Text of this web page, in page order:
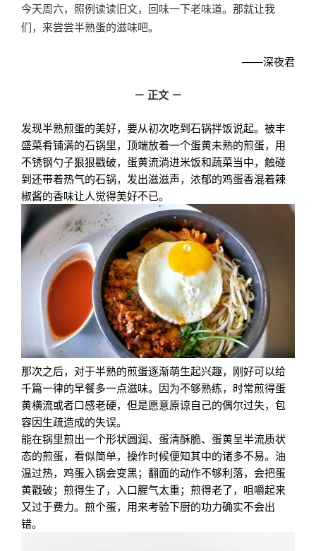
今天周六，照例读读旧文，回味一下老味道。那就让我
们，来尝尝半熟蛋的滋味吧。
——深夜君
－ 正文 －
发现半熟煎蛋的美好，要从初次吃到石锅拌饭说起。被丰
盛菜肴铺满的石锅里，顶端放着一个蛋黄未熟的煎蛋，用
不锈钢勺子狠狠戳破，蛋黄流淌进米饭和蔬菜当中，触碰
到还带着热气的石锅，发出滋滋声，浓郁的鸡蛋香混着辣
椒酱的香味让人觉得美好不已。
那次之后，对于半熟的煎蛋逐渐萌生起兴趣，刚好可以给
千篇一律的早餐多一点滋味。因为不够熟练，时常煎得蛋
黄横流或者口感老硬，但是愿意原谅自己的偶尔过失，包
容因生疏造成的失误。
能在锅里煎出一个形状圆润、蛋清酥脆、蛋黄呈半流质状
态的煎蛋，看似简单，操作时候便知其中的诸多不易。油
温过热，鸡蛋入锅会变黑；翻面的动作不够利落，会把蛋
黄戳破；煎得生了，入口腥气太重；煎得老了，咀嚼起来
又过于费力。煎个蛋，用来考验下厨的功力确实不会出
错。